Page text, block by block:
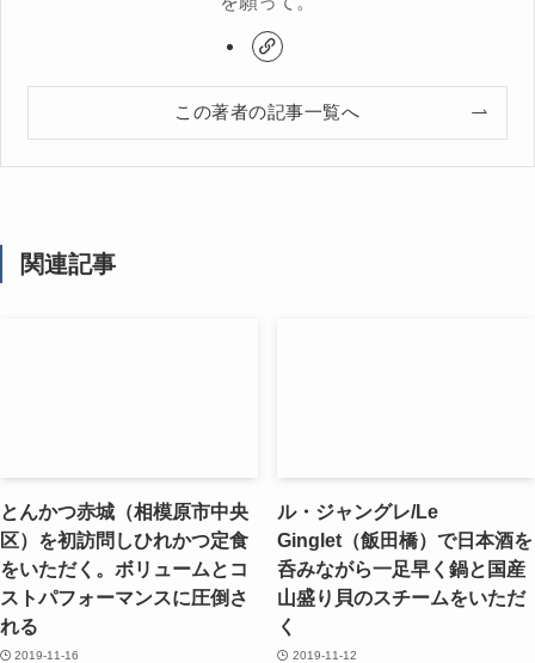
この著者の記事一覧へ
関連記事
とんかつ赤城（相模原市中央
区）を初訪問しひれかつ定食
をいただく。ボリュームとコ
ストパフォーマンスに圧倒さ
れる
2019-11-16
ル・ジャングレ/Le
Ginglet（飯田橋）で日本酒を
呑みながら一足早く鍋と国産
山盛り貝のスチームをいただ
く
2019-11-12